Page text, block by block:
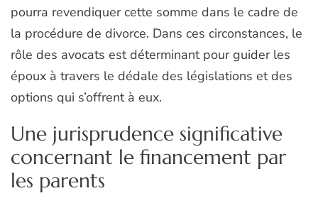
pourra revendiquer cette somme dans le cadre de
la procédure de divorce. Dans ces circonstances, le
rôle des avocats est déterminant pour guider les
époux à travers le dédale des législations et des
options qui s’offrent à eux.
Une jurisprudence significative
concernant le financement par
les parents